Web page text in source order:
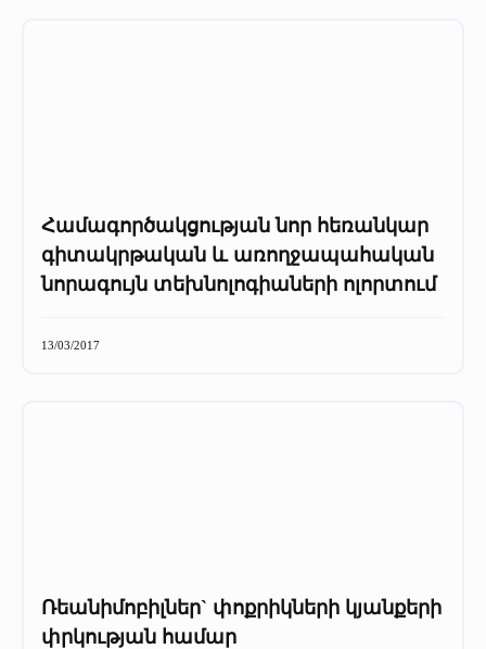
Համագործակցության նոր հեռանկար
գիտակրթական և առողջապահական
նորագույն տեխնոլոգիաների ոլորտում
13/03/2017
Ռեանիմոբիլներ` փոքրիկների կյանքերի
փրկության համար